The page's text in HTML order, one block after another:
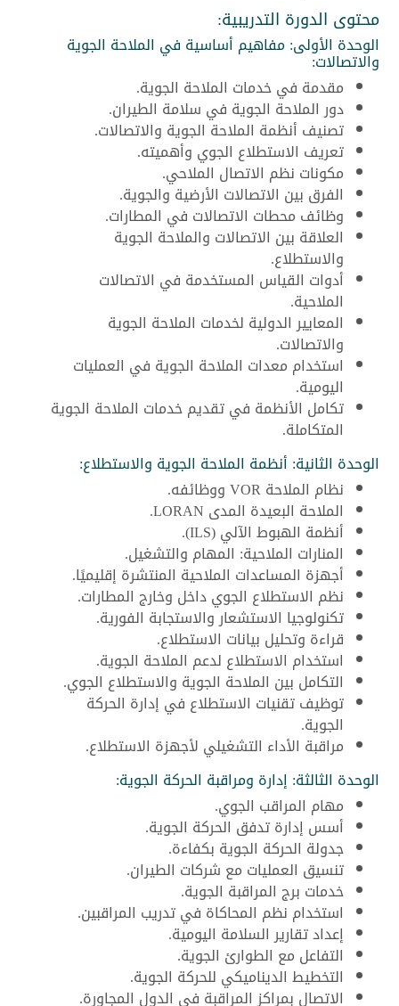
محتوى الدورة التدريبية:
الوحدة الأولى: مفاهيم أساسية في الملاحة الجوية
والاتصالات:
مقدمة في خدمات الملاحة الجوية.
دور الملاحة الجوية في سلامة الطيران.
تصنيف أنظمة الملاحة الجوية والاتصالات.
تعريف الاستطلاع الجوي وأهميته.
مكونات نظم الاتصال الملاحي.
الفرق بين الاتصالات الأرضية والجوية.
وظائف محطات الاتصالات في المطارات.
العلاقة بين الاتصالات والملاحة الجوية
والاستطلاع.
أدوات القياس المستخدمة في الاتصالات
الملاحية.
المعايير الدولية لخدمات الملاحة الجوية
والاتصالات.
استخدام معدات الملاحة الجوية في العمليات
اليومية.
تكامل الأنظمة في تقديم خدمات الملاحة الجوية
المتكاملة.
الوحدة الثانية: أنظمة الملاحة الجوية والاستطلاع:
نظام الملاحة VOR ووظائفه.
الملاحة البعيدة المدى LORAN.
أنظمة الهبوط الآلي (ILS).
المنارات الملاحية: المهام والتشغيل.
أجهزة المساعدات الملاحية المنتشرة إقليميًا.
نظم الاستطلاع الجوي داخل وخارج المطارات.
تكنولوجيا الاستشعار والاستجابة الفورية.
قراءة وتحليل بيانات الاستطلاع.
استخدام الاستطلاع لدعم الملاحة الجوية.
التكامل بين الملاحة الجوية والاستطلاع الجوي.
توظيف تقنيات الاستطلاع في إدارة الحركة
الجوية.
مراقبة الأداء التشغيلي لأجهزة الاستطلاع.
الوحدة الثالثة: إدارة ومراقبة الحركة الجوية:
مهام المراقب الجوي.
أسس إدارة تدفق الحركة الجوية.
جدولة الحركة الجوية بكفاءة.
تنسيق العمليات مع شركات الطيران.
خدمات برج المراقبة الجوية.
استخدام نظم المحاكاة في تدريب المراقبين.
إعداد تقارير السلامة اليومية.
التفاعل مع الطوارئ الجوية.
التخطيط الديناميكي للحركة الجوية.
الاتصال بمراكز المراقبة في الدول المجاورة.